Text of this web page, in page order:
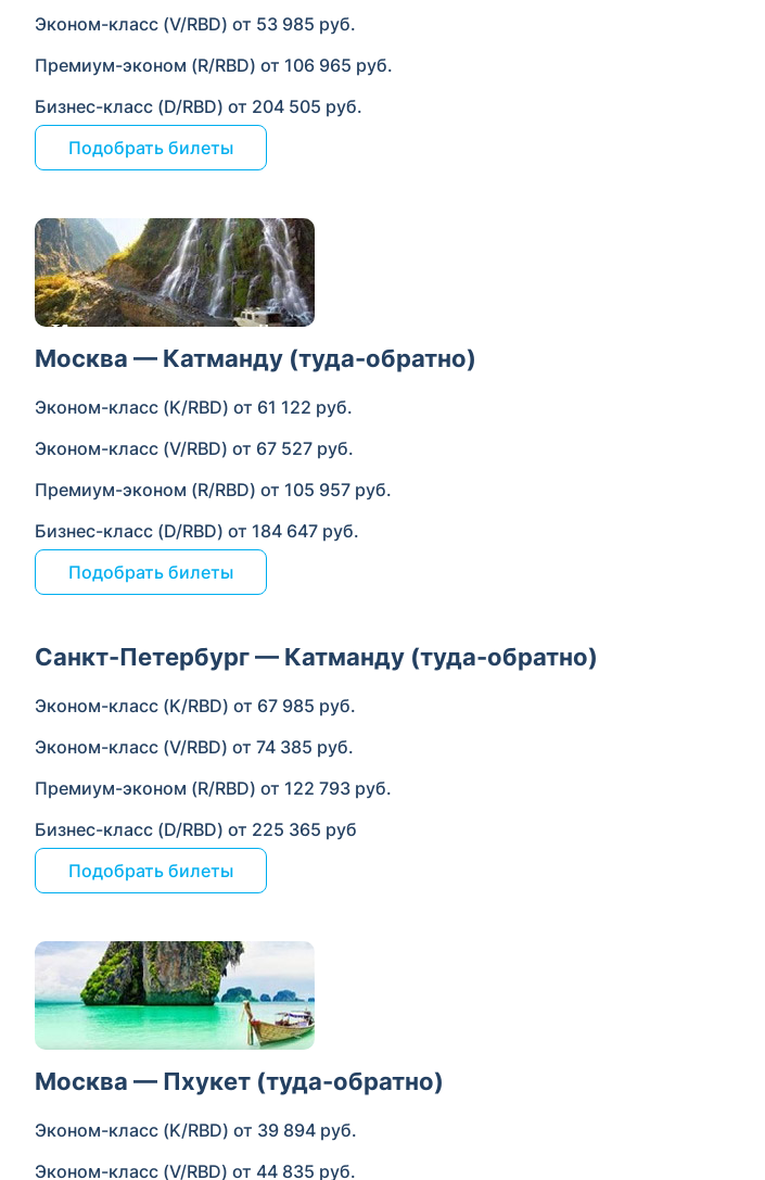
Эконом-класс (V/RBD) от 53 985 руб.
Премиум-эконом (R/RBD) от 106 965 руб.
Бизнес-класс (D/RBD) от 204 505 руб.
Подобрать билеты
Москва — Катманду (туда-обратно)
Эконом-класс (K/RBD) от 61 122 руб.
Эконом-класс (V/RBD) от 67 527 руб.
Премиум-эконом (R/RBD) от 105 957 руб.
Бизнес-класс (D/RBD) от 184 647 руб.
Подобрать билеты
Санкт-Петербург — Катманду (туда-обратно)
Эконом-класс (K/RBD) от 67 985 руб.
Эконом-класс (V/RBD) от 74 385 руб.
Премиум-эконом (R/RBD) от 122 793 руб.
Бизнес-класс (D/RBD) от 225 365 руб
Подобрать билеты
Москва — Пхукет (туда-обратно)
Эконом-класс (K/RBD) от 39 894 руб.
Эконом-класс (V/RBD) от 44 835 руб.